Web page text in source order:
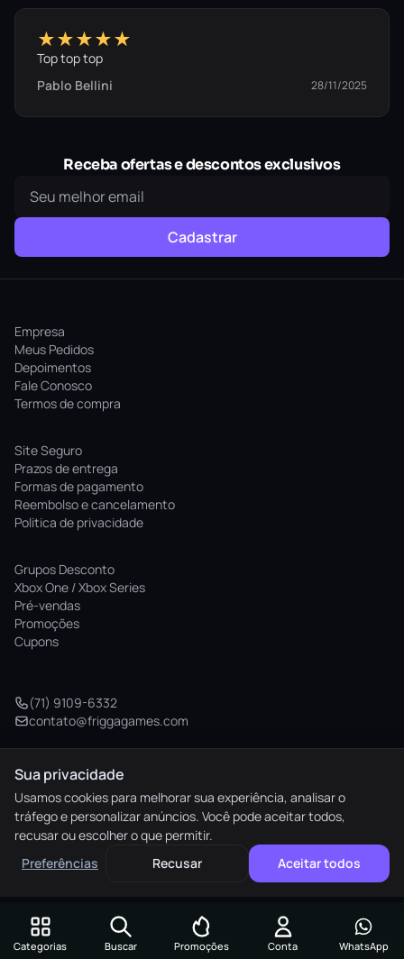
★★★★★
Top top top
Pablo Bellini
28/11/2025
Receba ofertas e descontos exclusivos
Cadastrar
Empresa
Meus Pedidos
Depoimentos
Fale Conosco
Termos de compra
Site Seguro
Prazos de entrega
Formas de pagamento
Reembolso e cancelamento
Politica de privacidade
Grupos Desconto
Xbox One / Xbox Series
Pré-vendas
Promoções
Cupons
(71) 9109-6332
contato@friggagames.com
© 2026 Frigga Games. Todos os direitos reservados.
elo HIPER AMEX pix
Preferências de cookies
Categorias Buscar Promoções Conta WhatsApp
Sua privacidade
Usamos cookies para melhorar sua experiência, analisar o
tráfego e personalizar anúncios. Você pode aceitar todos,
recusar ou escolher o que permitir.
Preferências
Recusar Aceitar todos